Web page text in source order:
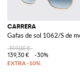
CARRERA
Gafas de sol 1062/S de
199,00 €
139,30 €
-30%